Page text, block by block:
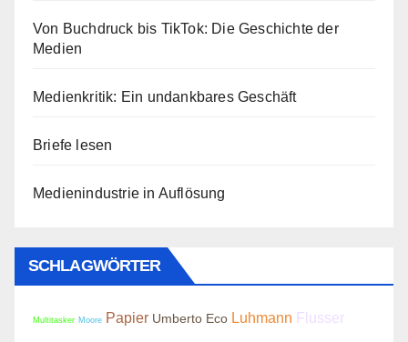
Von Buchdruck bis TikTok: Die Geschichte der
Medien
Medienkritik: Ein undankbares Geschäft
Briefe lesen
Medienindustrie in Auflösung
SCHLAGWÖRTER
Multitasker Moore Papier Umberto Eco Luhmann Flusser